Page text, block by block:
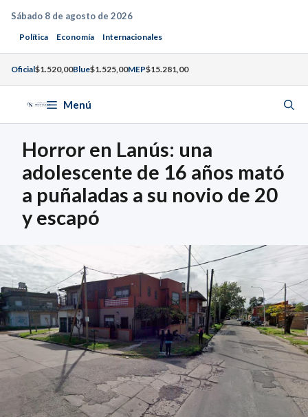
Saltar
contenido
Sábado 8 de agosto de 2026
Política Economía Internacionales
Oficial$1.520,00Blue$1.525,00MEP$15.281,00
Menú
Horror en Lanús: una
adolescente de 16 años mató
a puñaladas a su novio de 20
y escapó